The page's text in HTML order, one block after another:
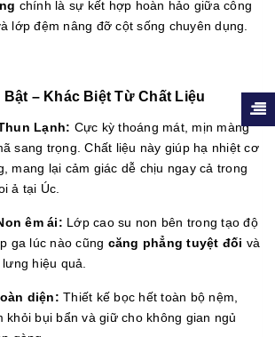
chính là sự kết hợp hoàn hảo giữa công
lớp đệm nâng đỡ cột sống chuyên dụng.
– Khác Biệt Từ Chất Liệu
Lạnh: Cực kỳ thoáng mát, mịn màng
sang trọng. Chất liệu này giúp hạ nhiệt cơ
mang lại cảm giác dễ chịu ngay cả trong
ả tại Úc.
êm ái: Lớp cao su non bên trong tạo độ
ga lúc nào cũng căng phẳng tuyệt đối và
hiệu quả.
diện: Thiết kế bọc hết toàn bộ nệm,
khỏi bụi bẩn và giữ cho không gian ngủ